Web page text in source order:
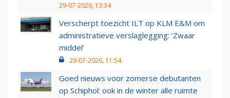
29-07-2026, 13:34
Verscherpt toezicht ILT op KLM E&M om
administratieve verslaglegging: ‘Zwaar
middel’
29-07-2026, 11:54
Goed nieuws voor zomerse debutanten
op Schiphol: ook in de winter alle ruimte